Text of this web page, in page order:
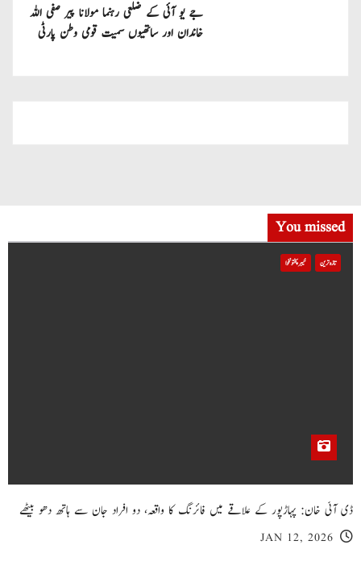
جے یو آئی کے ضلعی رہنما مولانا پیر صفی اللہ
خاندان اور ساتھیوں سمیت قومی وطن پارٹی
You missed
تازہ ترین خیبر پختونخوا
ڈی آئی خان: پہاڑپور کے علاقے میں فائرنگ کا واقعہ، دو افراد جان سے ہاتھ دھو بیٹھے
JAN 12, 2026